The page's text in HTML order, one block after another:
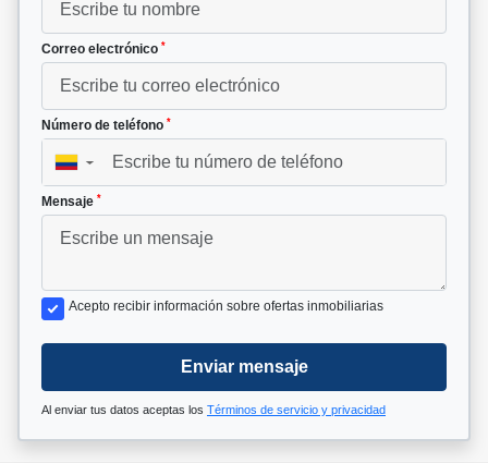
Correo electrónico *
Número de teléfono *
▼
Mensaje *
Acepto recibir información sobre ofertas inmobiliarias
Enviar mensaje
Al enviar tus datos aceptas los Términos de servicio y privacidad